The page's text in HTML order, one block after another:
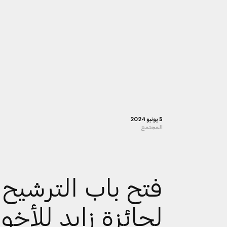
5 يونيو 2024
المجتمع
فتح باب الترشيح
لجائزة زايد